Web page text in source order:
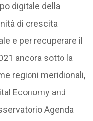
digitale della
di crescita
e per recuperare il
ancora sotto la
regioni meridionali,
Economy and
Agenda